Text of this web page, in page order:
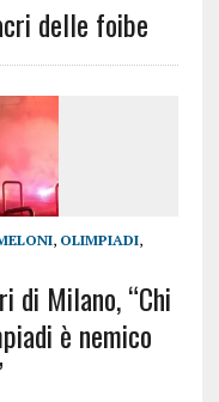
delle foibe
, OLIMPIADI,
di Milano, “Chi
è nemico